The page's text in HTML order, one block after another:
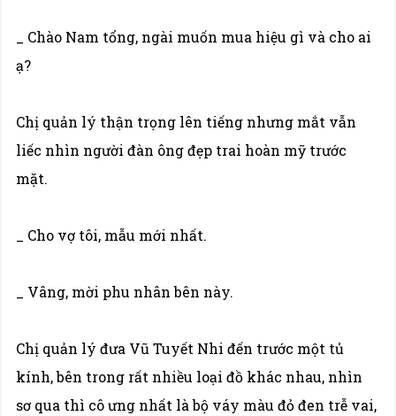
_ Chào Nam tổng, ngài muốn mua hiệu gì và cho ai
ạ?
Chị quản lý thận trọng lên tiếng nhưng mắt vẫn
liếc nhìn người đàn ông đẹp trai hoàn mỹ trước
mặt.
_ Cho vợ tôi, mẫu mới nhất.
_ Vâng, mời phu nhân bên này.
Chị quản lý đưa Vũ Tuyết Nhi đến trước một tủ
kính, bên trong rất nhiều loại đồ khác nhau, nhìn
sơ qua thì cô ưng nhất là bộ váy màu đỏ đen trễ vai,